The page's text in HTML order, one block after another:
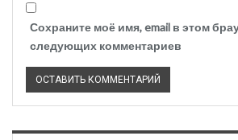
Сохраните моё имя, email в этом
следующих комментариев